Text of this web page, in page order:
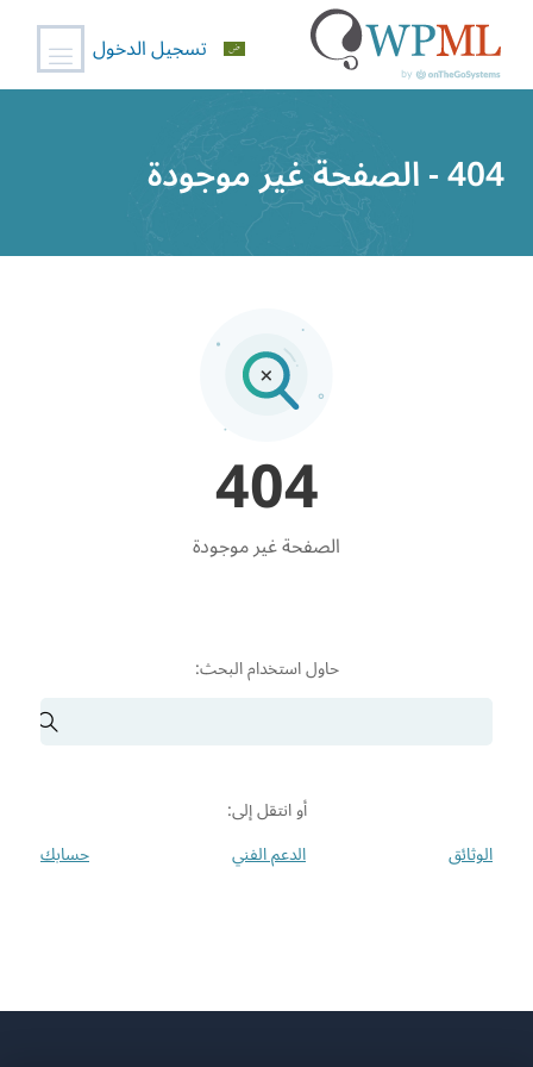
المحتوى
تسجيل الدخول
404 - الصفحة غير موجودة
404
الصفحة غير موجودة
حاول استخدام البحث:
أو انتقل إلى:
الوثائق
الدعم الفني حسابك